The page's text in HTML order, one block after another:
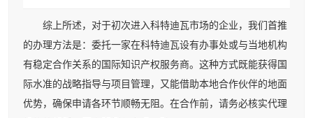
综上所述，对于初次进入科特迪瓦市场的企业，我们首推
的办理方法是：委托一家在科特迪瓦设有办事处或与当地机构
有稳定合作关系的国际知识产权服务商。这种方式既能获得国
际水准的战略指导与项目管理，又能借助本地合作伙伴的地面
优势，确保申请各环节顺畅无阻。在合作前，请务必核实代理